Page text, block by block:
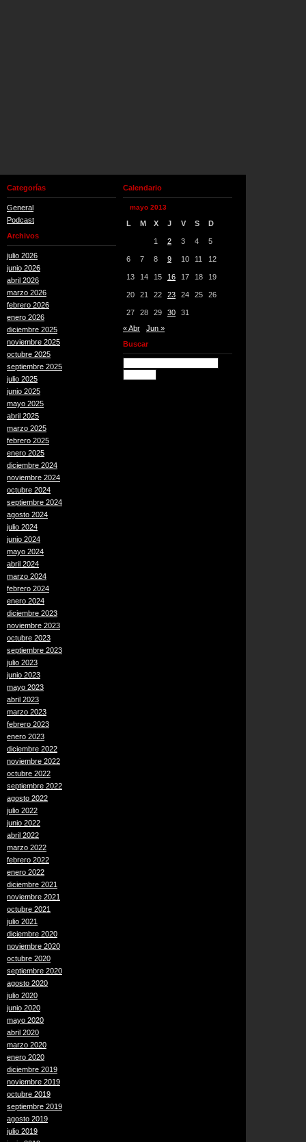
Categorías
General
Podcast
Archivos
julio 2026
junio 2026
abril 2026
marzo 2026
febrero 2026
enero 2026
diciembre 2025
noviembre 2025
octubre 2025
septiembre 2025
julio 2025
junio 2025
mayo 2025
abril 2025
marzo 2025
febrero 2025
enero 2025
diciembre 2024
noviembre 2024
octubre 2024
septiembre 2024
agosto 2024
julio 2024
junio 2024
mayo 2024
abril 2024
marzo 2024
febrero 2024
enero 2024
diciembre 2023
noviembre 2023
octubre 2023
septiembre 2023
julio 2023
junio 2023
mayo 2023
abril 2023
marzo 2023
febrero 2023
enero 2023
diciembre 2022
noviembre 2022
octubre 2022
septiembre 2022
agosto 2022
julio 2022
junio 2022
abril 2022
marzo 2022
febrero 2022
enero 2022
diciembre 2021
noviembre 2021
octubre 2021
julio 2021
diciembre 2020
noviembre 2020
octubre 2020
septiembre 2020
agosto 2020
julio 2020
junio 2020
mayo 2020
abril 2020
marzo 2020
enero 2020
diciembre 2019
noviembre 2019
octubre 2019
septiembre 2019
agosto 2019
julio 2019
Calendario
mayo 2013
L M X J V S D
1 2 3 4 5
6 7 8 9 10 11 12
13 14 15 16 17 18 19
20 21 22 23 24 25 26
27 28 29 30
31
« Abr
Jun »
Buscar